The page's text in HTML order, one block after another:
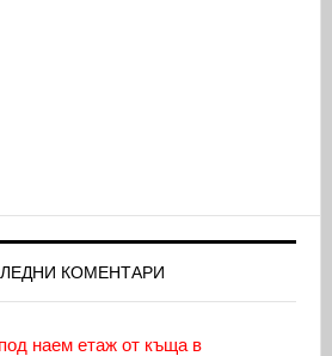
КОМЕНТАРИ
наем етаж от къща в